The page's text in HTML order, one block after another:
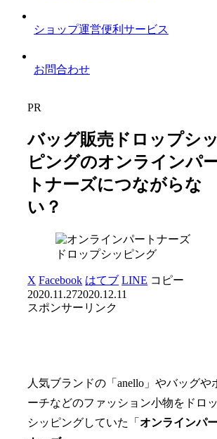
ショップ運営便利サービス
お問合わせ
PR
バッグ販売ドロップシッ
ピングのオンラインパ
トナーズにつながらな
い？
ドロップシッピング
X Facebook はてブ LINE コピー
2020.11.272020.12.11
スポンサーリンク
人気ブランドの「anello」やバッグや
ーチなどのファッション小物をドロ
シッピングしていた「オンラインパ